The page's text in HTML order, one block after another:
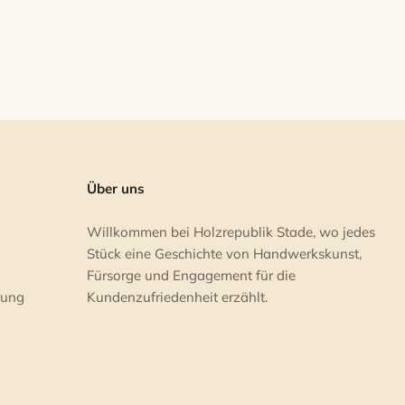
Über uns
Willkommen bei Holzrepublik Stade, wo jedes
Stück eine Geschichte von Handwerkskunst,
Fürsorge und Engagement für die
Kundenzufriedenheit erzählt.